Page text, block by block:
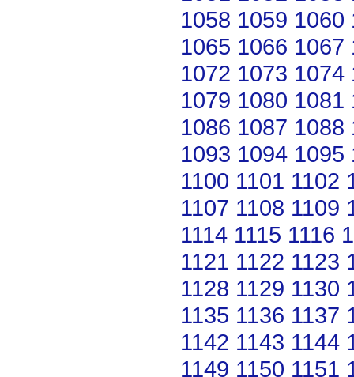
1058 1059 1060
1065 1066 1067
1072 1073 1074
1079 1080 1081
1086 1087 1088
1093 1094 1095
1100 1101 1102
1107 1108 1109
1114 1115 1116
1121 1122 1123
1128 1129 1130
1135 1136 1137
1142 1143 1144
1149 1150 1151